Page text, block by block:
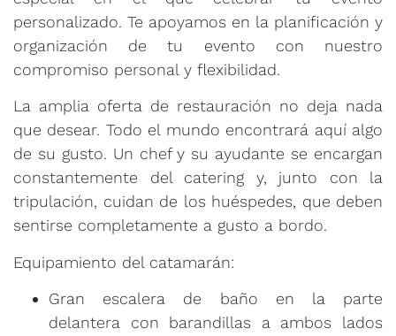
personalizado. Te apoyamos en la planificación y
organización de tu evento con nuestro
compromiso personal y flexibilidad.
La amplia oferta de restauración no deja nada
que desear. Todo el mundo encontrará aquí algo
de su gusto. Un chef y su ayudante se encargan
constantemente del catering y, junto con la
tripulación, cuidan de los huéspedes, que deben
sentirse completamente a gusto a bordo.
Equipamiento del catamarán:
Gran escalera de baño en la parte
delantera con barandillas a ambos lados